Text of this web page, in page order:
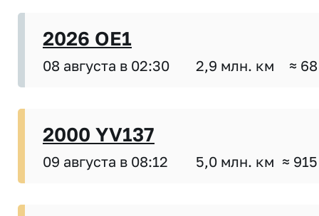
2026 OE1
08 августа в 02:30 2,9 млн. км ≈
2000 YV137
09 августа в 08:12 5,0 млн. км ≈